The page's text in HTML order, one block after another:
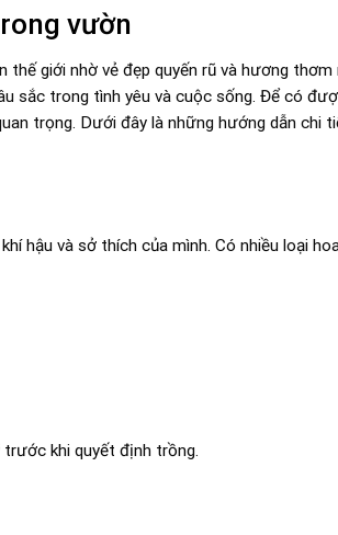
vườn
giới nhờ vẻ đẹp quyến rũ và hương
sắc trong tình yêu và cuộc sống. Để có
trọng. Dưới đây là những hướng dẫn chi
hậu và sở thích của mình. Có nhiều loại
trước khi quyết định trồng.